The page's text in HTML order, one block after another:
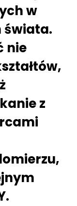
w
świata.
nie
z